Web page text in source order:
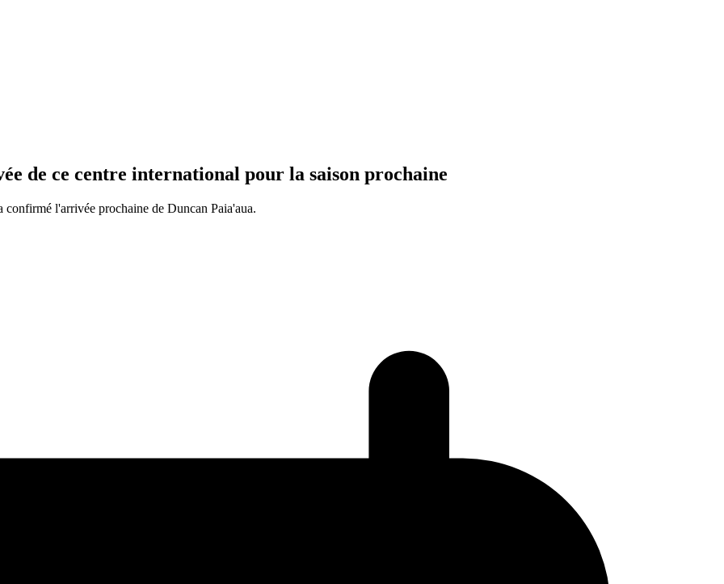
de ce centre international pour la saison prochaine
l'arrivée prochaine de Duncan Paia'aua.